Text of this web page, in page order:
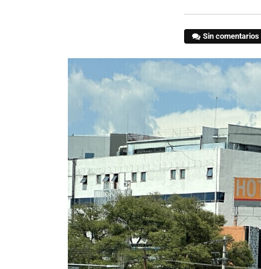
Sin comentarios